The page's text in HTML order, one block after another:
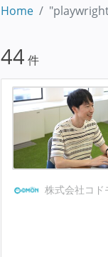
Home
44 件
株式会社コド